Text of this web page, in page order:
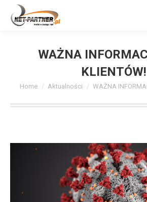
WAŻNA
KLIENTÓW!
You are here:
Home Aktualności WAŻNA